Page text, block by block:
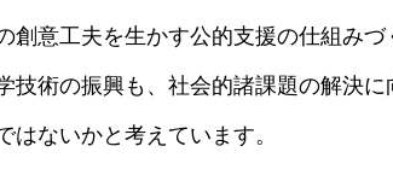
創意工夫を生かす公的支援の仕組みづ
技術の振興も、社会的諸課題の解決
はないかと考えています。